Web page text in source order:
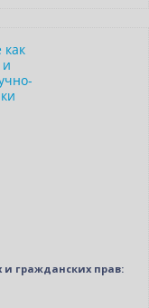
гражданских прав: